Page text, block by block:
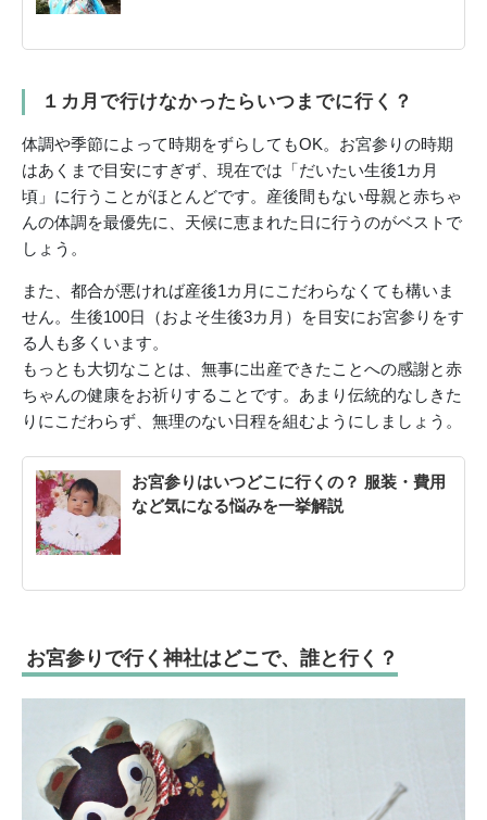
１カ月で行けなかったらいつまでに行く？
体調や季節によって時期をずらしてもOK。お宮参りの時期
はあくまで目安にすぎず、現在では「だいたい生後1カ月
頃」に行うことがほとんどです。産後間もない母親と赤ちゃ
んの体調を最優先に、天候に恵まれた日に行うのがベストで
しょう。
また、都合が悪ければ産後1カ月にこだわらなくても構いま
せん。生後100日（およそ生後3カ月）を目安にお宮参りをす
る人も多くいます。
もっとも大切なことは、無事に出産できたことへの感謝と赤
ちゃんの健康をお祈りすることです。あまり伝統的なしきた
りにこだわらず、無理のない日程を組むようにしましょう。
お宮参りはいつどこに行くの？ 服装・費用
など気になる悩みを一挙解説
お宮参りで行く神社はどこで、誰と行く？